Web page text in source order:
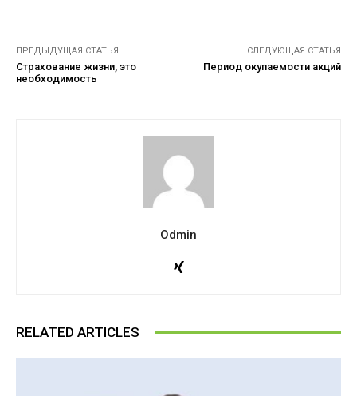
ПРЕДЫДУЩАЯ СТАТЬЯ
Страхование жизни, это
необходимость
СЛЕДУЮЩАЯ СТАТЬЯ
Период окупаемости акций
Odmin
RELATED ARTICLES